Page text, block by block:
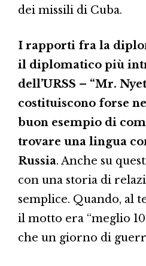
dei missili di Cuba.
I rapporti fra la
il diplomatico più
dell’URSS – “Mr.
costituiscono forse
buon esempio di
trovare una lingua
Russia. Anche su
con una storia di
semplice. Quando, al
il motto era “meglio
che un giorno di